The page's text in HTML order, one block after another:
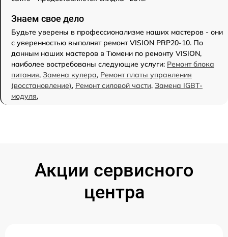
Знаем свое дело
Будьте уверены в профессионализме наших мастеров - они
с уверенностью выполнят ремонт VISION PRP20-10. По
данным наших мастеров в Тюмени по ремонту VISION,
наиболее востребованы следующие услуги: Ремонт блока
питания, Замена кулера, Ремонт платы управления
(восстановление), Ремонт силовой части, Замена IGBT-
модуля,
Акции сервисного
центра